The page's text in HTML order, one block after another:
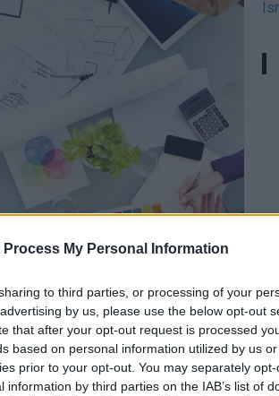
Process My Personal Information
to third parties, or processing of your
by us, please use the below opt-out
that after your opt-out request is processed
based on personal information utilized by us
prior to your opt-out. You may separately
by third parties on the IAB’s list of
képessége nem adatott
gyengül a hajlam, hogy az egyik
átgondolja, mit is kellene neki
végül felismerjük, hogy mi nem
nek állunk-e.
hogy semennyit sem adott önnek